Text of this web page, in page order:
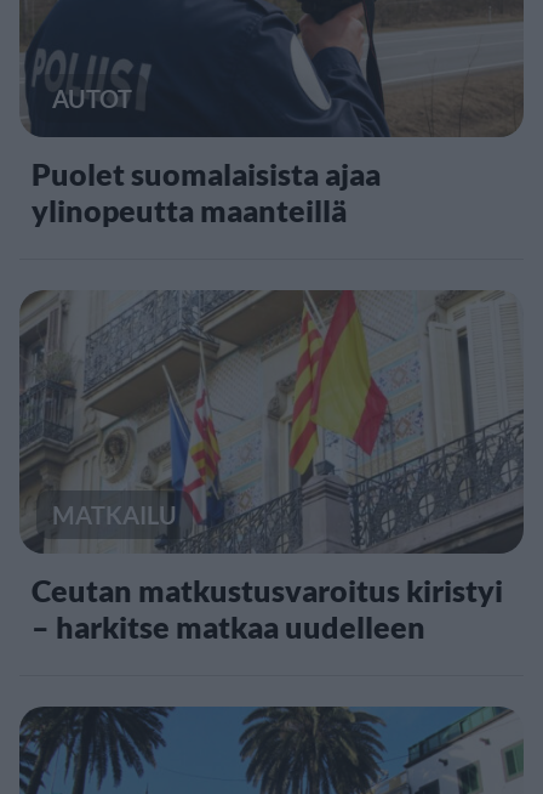
AUTOT
Puolet suomalaisista ajaa
ylinopeutta maanteillä
MATKAILU
Ceutan matkustusvaroitus kiristyi
– harkitse matkaa uudelleen